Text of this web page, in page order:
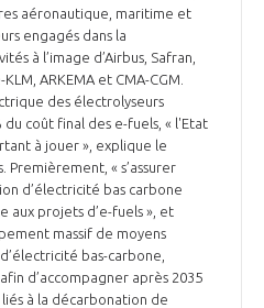
aéronautique, maritime et
engagés dans la
à l’image d’Airbus, Safran,
ARKEMA et CMA-CGM.
des électrolyseurs
coût final des e-fuels, « l'Etat
à jouer », explique le
Premièrement, « s’assurer
d’électricité bas carbone
aux projets d’e-fuels », et
massif de moyens
bas-carbone,
d’accompagner après 2035
liés à la décarbonation de